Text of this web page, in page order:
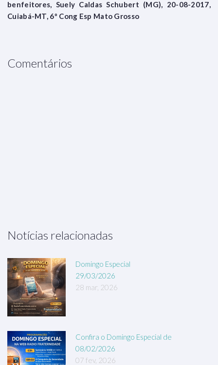
benfeitores, Suely Caldas Schubert (MG), 20-08-2017,
Cuiabá-MT, 6º Cong Esp Mato Grosso
Comentários
Notícias relacionadas
Domingo Especial
29/03/2026
28 mar, 2026
Confira o Domingo Especial de
08/02/2026
07 fev, 2026